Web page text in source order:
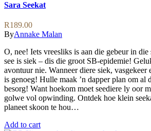
Sara Seekat
R189.00
ByAnnake Malan
O, nee! Iets vreesliks is aan die gebeur in
see is siek – dis die groot SB-epidemie!
avontuur nie. Wanneer diere siek,
is genoeg! Hulle maak ’n dapper plan om al
besorg! Want hoekom moet seediere ly oor
golwe vol opwinding. Ontdek hoe klein
planeet skoon te hou…
Add to cart